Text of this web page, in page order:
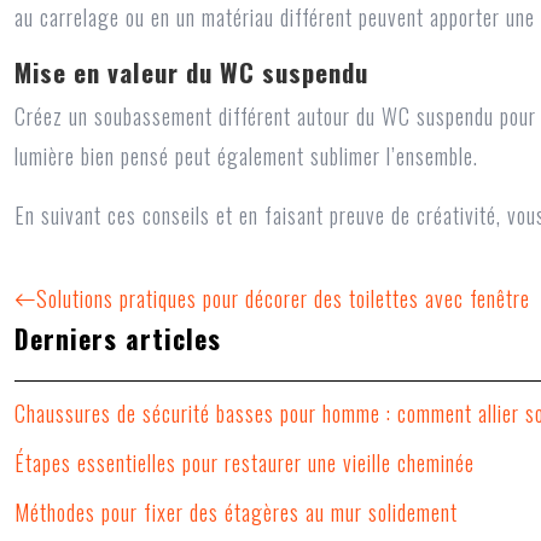
au carrelage ou en un matériau différent peuvent apporter
Mise en valeur du WC suspendu
Créez un soubassement différent autour du WC suspendu
lumière bien pensé peut également sublimer l’ensemble.
En suivant ces conseils et en faisant preuve de créativité,
Solutions pratiques pour décorer des toilettes avec fenêtre
Derniers articles
Chaussures de sécurité basses pour homme : comment allier
Étapes essentielles pour restaurer une vieille cheminée
Méthodes pour fixer des étagères au mur solidement